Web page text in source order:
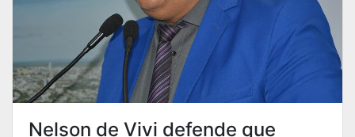
Nelson de Vivi defende que